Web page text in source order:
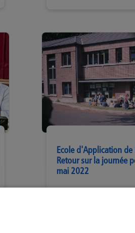
Ecole d'Application
Retour sur la journée
mai 2022